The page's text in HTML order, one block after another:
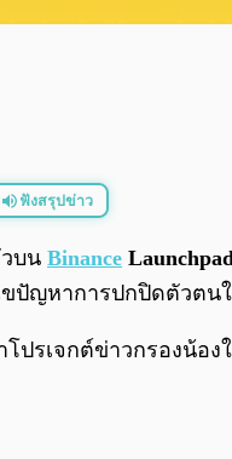
ฟังสรุปข่าว
บน Binance
ปัญหาการปกปิดตัวตน
ปรเจกต์ข่าวกรองน้อง